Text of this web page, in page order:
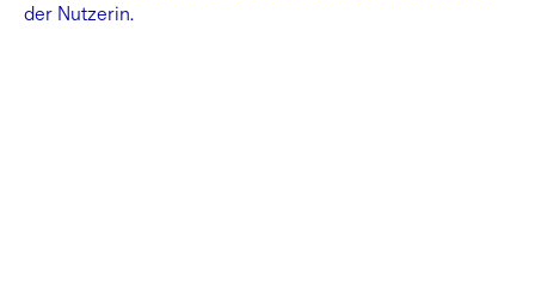
der Nutzerin.